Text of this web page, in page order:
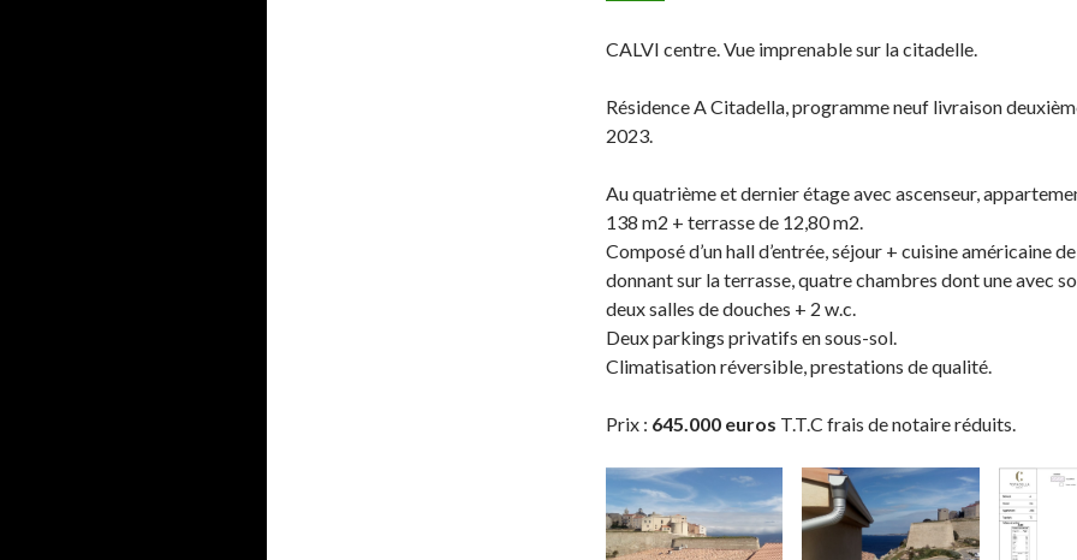
CALVI centre. Vue imprenable sur la citadelle.
Résidence A Citadella, programme neuf livraison
2023.
Au quatrième et dernier étage avec ascenseur,
138 m2 + terrasse de 12,80 m2.
Composé d’un hall d’entrée, séjour + cuisine américaine
donnant sur la terrasse, quatre chambres dont une avec
deux salles de douches + 2 w.c.
Deux parkings privatifs en sous-sol.
Climatisation réversible, prestations de qualité.
Prix : 645.000 euros T.T.C frais de notaire réduits.